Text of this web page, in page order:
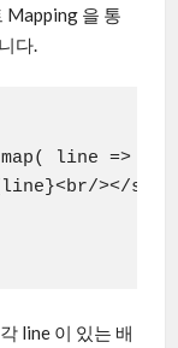
Mapping 을 통
다.
line => {
></
line 이 있는 배